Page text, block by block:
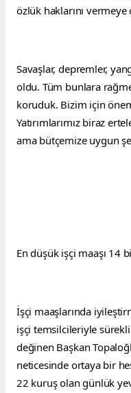
özlük haklarını vermeye
Savaşlar, depremler,
oldu. Tüm bunlara
koruduk. Bizim için
Yatırımlarımız biraz
ama bütçemize uygun
En düşük işçi maaşı 14
İşçi maaşlarında
işçi temsilcileriyle
değinen Başkan
neticesinde ortaya bir
22 kuruş olan günlük